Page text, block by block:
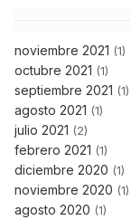
noviembre 2021 (1)
octubre 2021 (1)
septiembre 2021 (1)
agosto 2021 (1)
julio 2021 (2)
febrero 2021 (1)
diciembre 2020 (1)
noviembre 2020 (1)
agosto 2020 (1)